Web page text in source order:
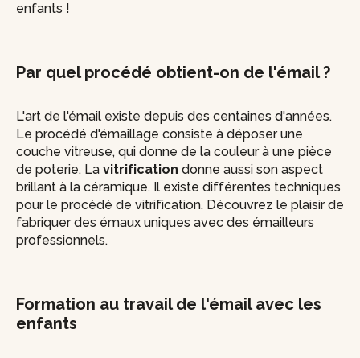
enfants !
Par quel procédé obtient-on de l'émail ?
L'art de l'émail existe depuis des centaines d'années.
Le procédé d'émaillage consiste à déposer une
couche vitreuse, qui donne de la couleur à une pièce
de poterie. La vitrification donne aussi son aspect
brillant à la céramique. Il existe différentes techniques
pour le procédé de vitrification. Découvrez le plaisir de
fabriquer des émaux uniques avec des émailleurs
professionnels.
Formation au travail de l'émail avec les
enfants